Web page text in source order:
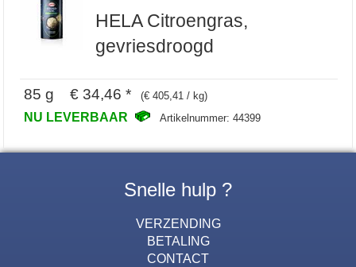
HELA Citroengras,
gevriesdroogd
85 g € 34,46 * (€ 405,41 / kg)
NU LEVERBAAR Artikelnummer: 44399
Snelle hulp ?
VERZENDING
BETALING
CONTACT